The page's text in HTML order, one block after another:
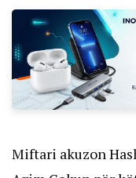
Miftari akuzon